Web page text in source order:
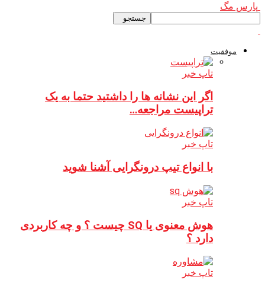
پارس مگ
موفقیت
تاپ خبر
اگر این نشانه ها را داشتید حتما به یک
تراپیست مراجعه…
تاپ خبر
با انواع تیپ درونگرایی آشنا شوید
تاپ خبر
هوش معنوی یا SQ چیست ؟ و چه کاربردی
دارد ؟
تاپ خبر